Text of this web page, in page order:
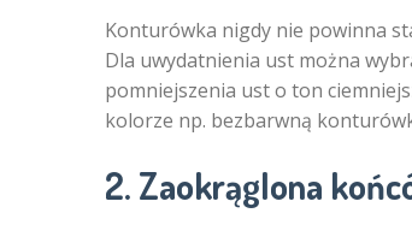
Konturówka nigdy nie powinna
Dla uwydatnienia ust można
pomniejszenia ust o ton
kolorze np. bezbarwną
2. Zaokrąglona